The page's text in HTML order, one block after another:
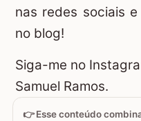
nas redes sociais
no blog!
Siga-me no
Samuel Ramos.
👉 Esse conteúdo